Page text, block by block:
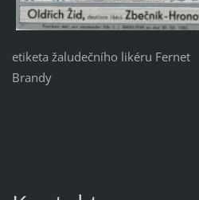
etiketa žaludečního likéru
Brandy